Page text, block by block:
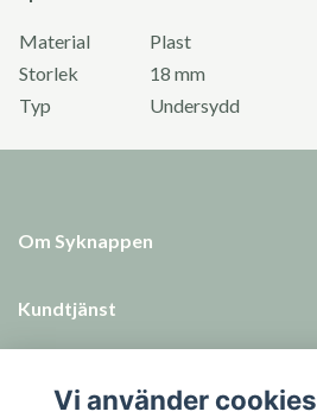
Material
Plast
Storlek
18 mm
Typ
Undersydd
Om Syknappen
Kundtjänst
Vi använder cookies